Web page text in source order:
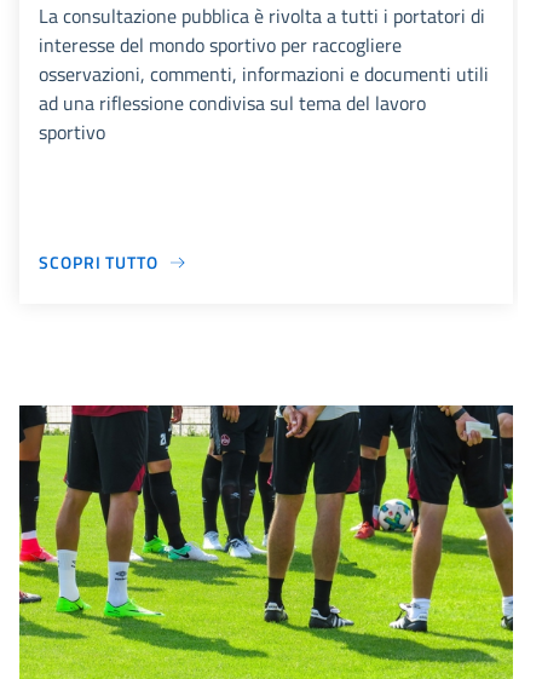
La consultazione pubblica è rivolta a tutti i portatori di
interesse del mondo sportivo per raccogliere
osservazioni, commenti, informazioni e documenti utili
ad una riflessione condivisa sul tema del lavoro
sportivo
SCOPRI TUTTO